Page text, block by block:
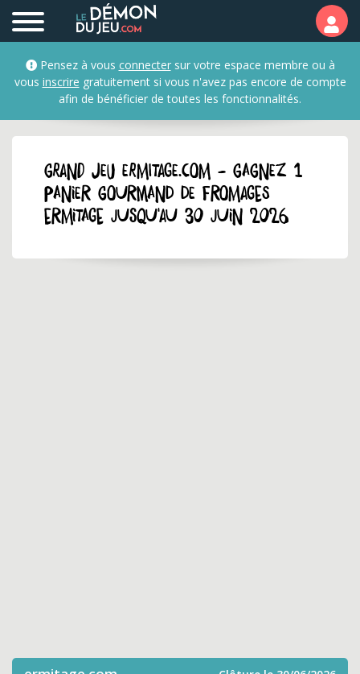
Pensez à vous connectersur votre espace membre ou à
vous inscrire gratuitement si vous n'avez pas encore de compte
afin de bénéficier de toutes les fonctionnalités.
GRAND JEU ermitage.com - Gagnez 1
panier gourmand de fromages
Ermitage jusqu'au 30 juin 2026